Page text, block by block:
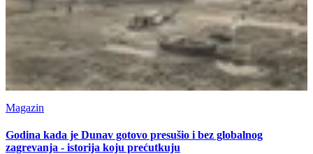
Magazin
Godina kada je Dunav gotovo presušio i bez globalnog
zagrevanja - istorija koju prećutkuju